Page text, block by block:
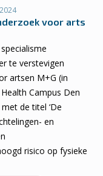
voor arts
te verstevigen
artsen M+G (in
Campus Den
de titel ‘De
en
risico op fysieke